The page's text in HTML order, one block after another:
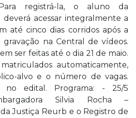
registrá-la, o aluno da
acessar integralmente a
até cinco dias corridos após a
gravação na Central de vídeos.
ser feitas até o dia 21 de maio.
automaticamente,
alvo e o número de vagas.
no edital. Programa: - 25/5
Silvia Rocha –
Justiça Reurb e o Registro de